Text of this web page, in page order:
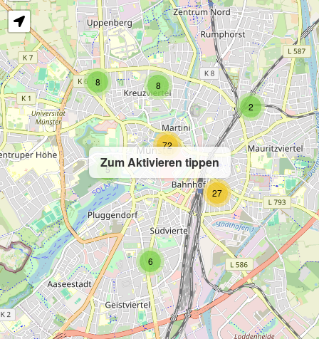
Zum Aktivieren tippen
2
8
6
8
27
5
72